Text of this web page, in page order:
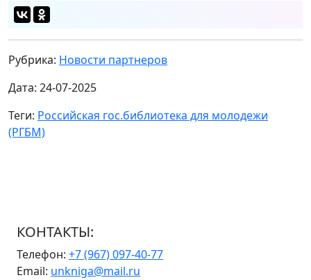
Рубрика: Новости партнеров
Дата: 24-07-2025
Теги: Российская гос.библиотека для молодежи
(РГБМ)
КОНТАКТЫ:
Телефон: +7 (967) 097-40-77
Email: unkniga@mail.ru